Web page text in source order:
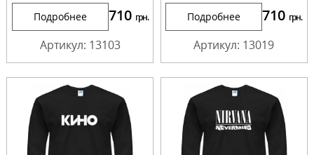
Подробнее 710 грн.
Артикул: 13103
Подробнее 710 грн.
Артикул: 13019